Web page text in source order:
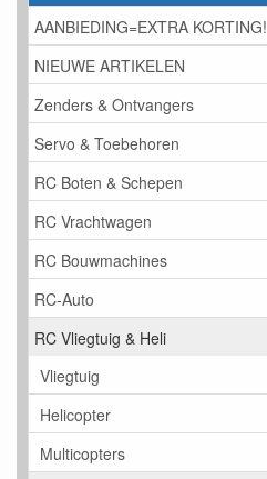
AANBIEDING=EXTRA KORTING!
NIEUWE ARTIKELEN
Zenders & Ontvangers
Servo & Toebehoren
RC Boten & Schepen
RC Vrachtwagen
RC Bouwmachines
RC-Auto
RC Vliegtuig & Heli
Vliegtuig
Helicopter
Multicopters